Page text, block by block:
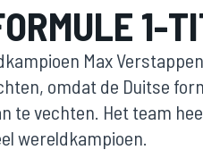
1-
Max
omdat de Duitse
te vechten. Het team
wereldkampioen.